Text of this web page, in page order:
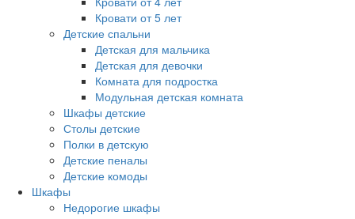
Кровати от 5 лет
Детские спальни
Детская для мальчика
Детская для девочки
Комната для подростка
Модульная детская комната
Шкафы детские
Столы детские
Полки в детскую
Детские пеналы
Детские комоды
Шкафы
Недорогие шкафы